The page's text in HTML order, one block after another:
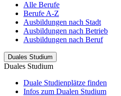
Alle Berufe
Berufe A-Z
Ausbildungen nach Stadt
Ausbildungen nach Betrieb
Ausbildungen nach Beruf
Duales Studium
Duales Studium
Duale Studienplätze finden
Infos zum Dualen Studium